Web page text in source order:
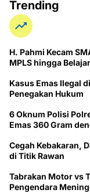
Trending
H. Pahmi Kecam
MPLS hingga
Kasus Emas Ilegal
Penegakan Hukum
6 Oknum Polisi
Emas 360 Gram
Cegah Kebakaran,
di Titik Rawan
Tabrakan Motor vs
Pengendara